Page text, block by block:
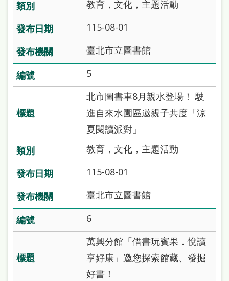
日
本
語
隱
權
網
站
安
政
策
府
教育，文化，主題活動
115-08-01
臺北市立圖書館
5
北市圖書車8月親水登場！ 駛
進自來水園區邀親子共度「涼
夏閱讀派對」
教育，文化，主題活動
115-08-01
臺北市立圖書館
6
萬興分館「借書玩賓果．悅讀
享好康」邀您探索館藏、發掘
好書！